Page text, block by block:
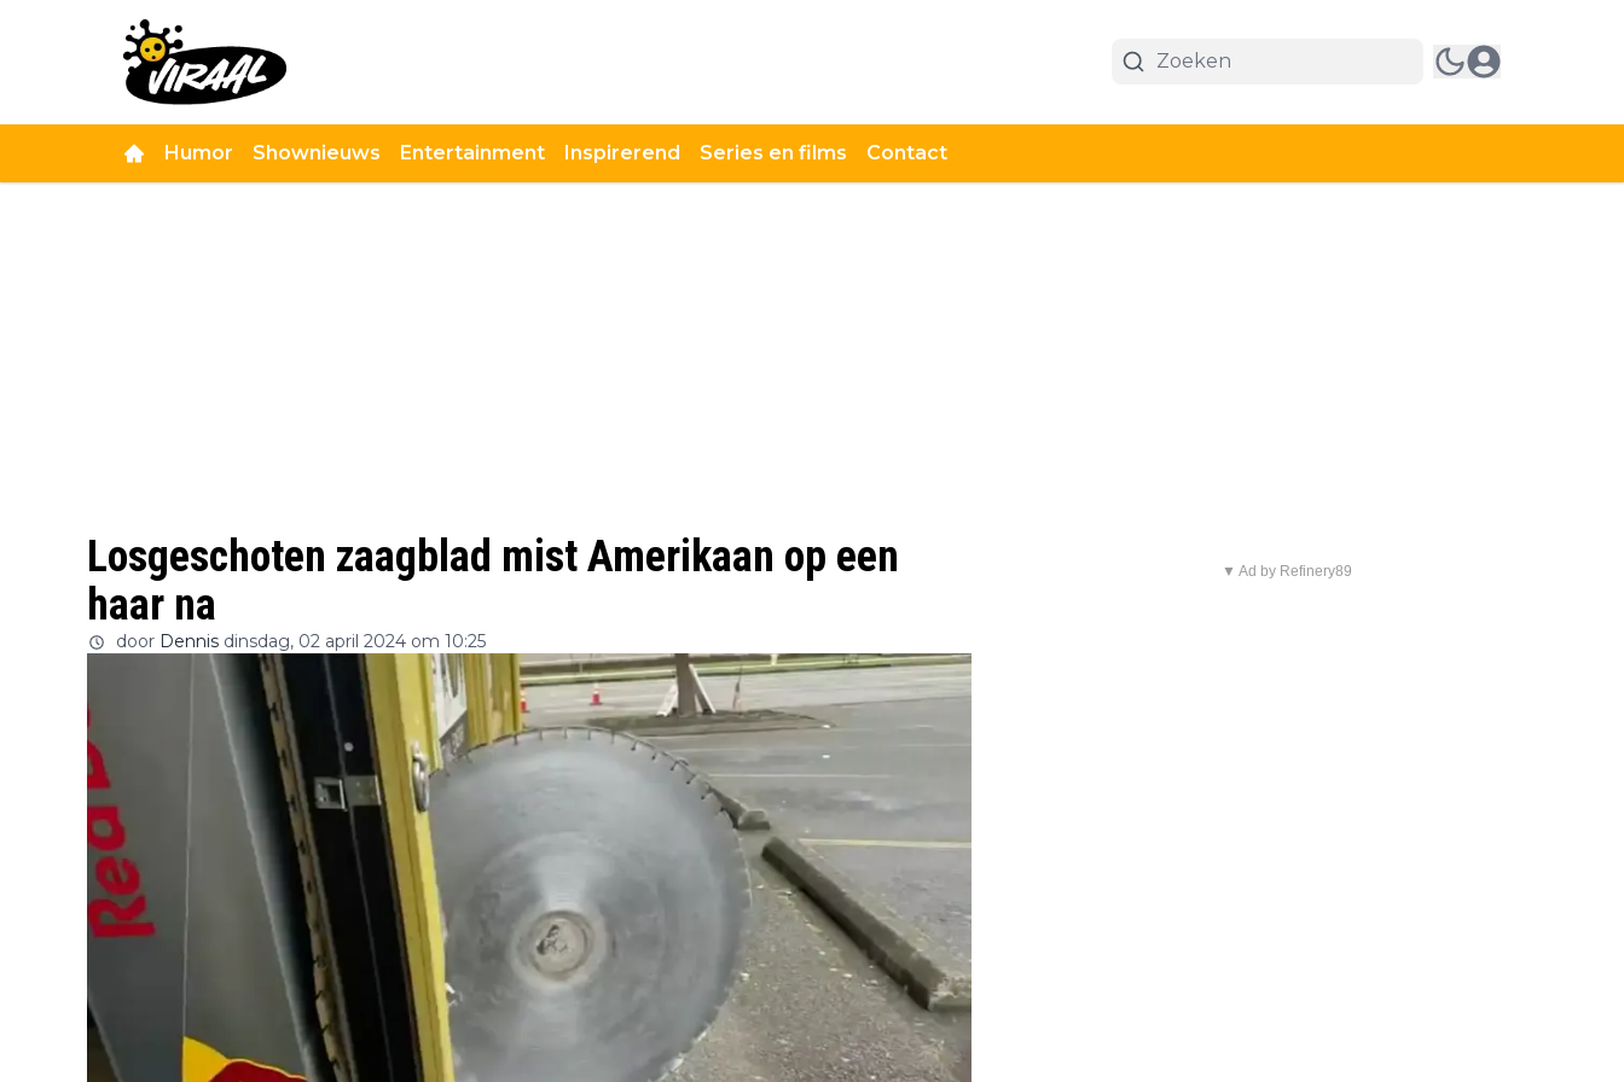
Humor Shownieuws Entertainment Inspirerend Series en films Contact
Losgeschoten zaagblad mist Amerikaan op een
haar na
door Dennis dinsdag, 02 april 2024 om 10:25
▼ Ad by Refinery89